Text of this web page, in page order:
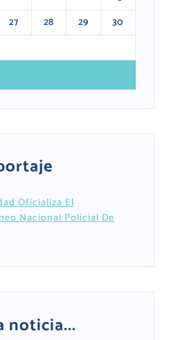
27 28 29
30
Oficializa El
Nacional Policial De
noticia...